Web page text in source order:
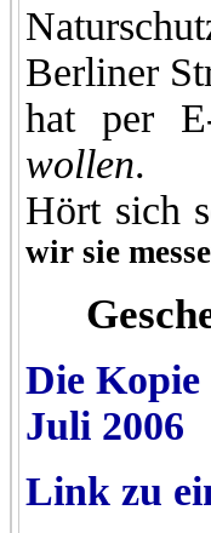
Berliner
hat per
wollen.
Hört sich
wir sie
Die
Juli 2006
Link zu